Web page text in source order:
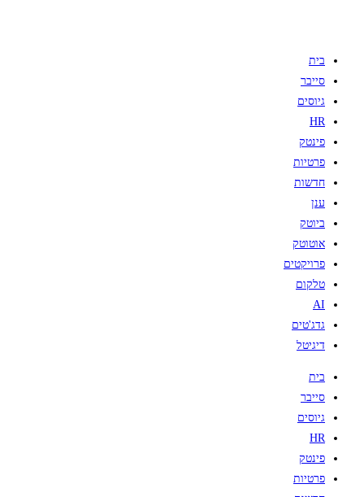
בית
סייבר
גיוסים
HR
פינטק
פרטיות
חדשות
ענן
ביוטק
אוטוטק
פרויקטים
טלקום
AI
גדג'טים
דיגיטל
בית
סייבר
גיוסים
HR
פינטק
פרטיות